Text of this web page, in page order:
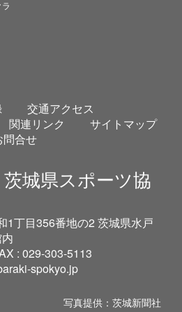
交通アクセス
関連リンク
サイトマップ
問合せ
城県スポーツ協
1丁目356番地の2 茨城県水戸
: 029-303-5113
spokyo.jp
写真提供：茨城新聞社